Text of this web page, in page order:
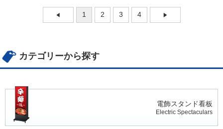
1 2 3 4
カテゴリーから探す
電飾スタンド看板
Electric Spectaculars